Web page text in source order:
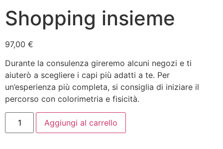
Shopping insieme
97,00 €
Durante la consulenza gireremo alcuni negozi e ti
aiuterò a scegliere i capi più adatti a te. Per
un’esperienza più completa, si consiglia di iniziare il
percorso con colorimetria e fisicità.
Shopping
insieme
quantità
Aggiungi al carrello